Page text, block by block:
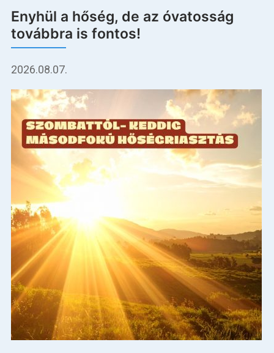
Enyhül a hőség, de az óvatosság
továbbra is fontos!
2026.08.07.